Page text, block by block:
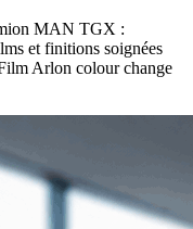
MAN TGX :
et finitions soignées
Arlon colour change